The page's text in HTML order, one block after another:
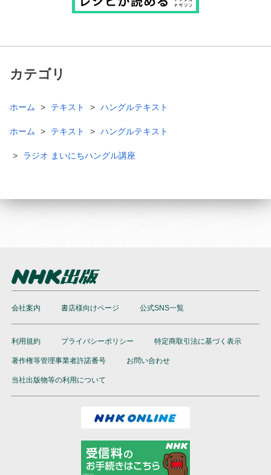
カテゴリ
ホーム テキスト ハングルテキスト
ホーム テキスト ハングルテキスト
ラジオ まいにちハングル講座
会社案内 書店様向けページ 公式SNS一覧
利用規約 プライバシーポリシー 特定商取引法に基づく表示
著作権等管理事業者許諾番号 お問い合わせ
当社出版物等の利用について